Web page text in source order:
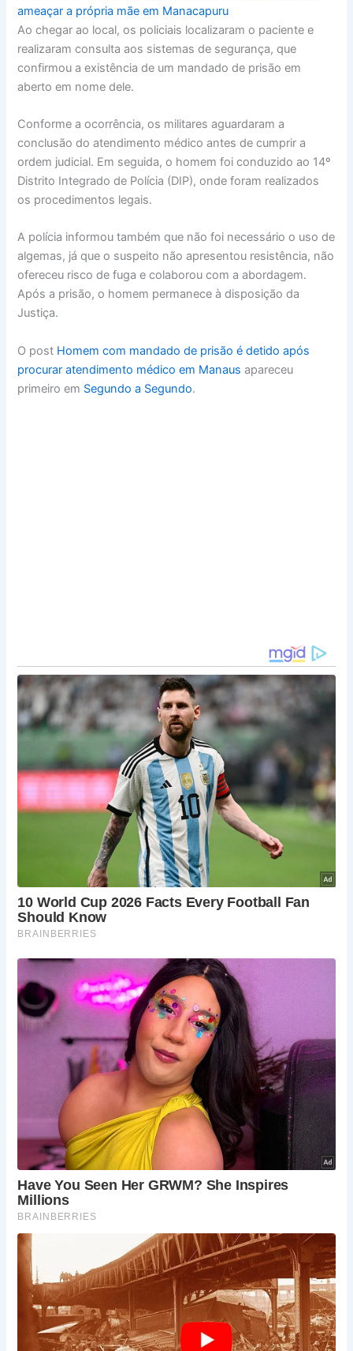
ameaçar a própria mãe em Manacapuru
Ao chegar ao local, os policiais localizaram o paciente e
realizaram consulta aos sistemas de segurança, que
confirmou a existência de um mandado de prisão em
aberto em nome dele.
Conforme a ocorrência, os militares aguardaram a
conclusão do atendimento médico antes de cumprir a
ordem judicial. Em seguida, o homem foi conduzido ao 14º
Distrito Integrado de Polícia (DIP), onde foram realizados
os procedimentos legais.
A polícia informou também que não foi necessário o uso de
algemas, já que o suspeito não apresentou resistência, não
ofereceu risco de fuga e colaborou com a abordagem.
Após a prisão, o homem permanece à disposição da
Justiça.
O post Homem com mandado de prisão é detido após
procurar atendimento médico em Manaus apareceu
primeiro em Segundo a Segundo.